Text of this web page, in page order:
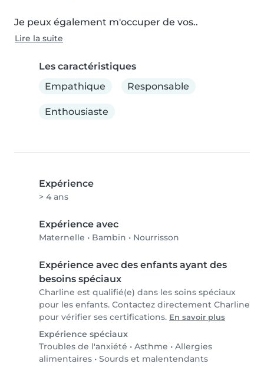
Je peux également m'occuper de vos..
Lire la suite
Les caractéristiques
Empathique
Responsable
Enthousiaste
Expérience
> 4 ans
Expérience avec
Maternelle • Bambin • Nourrisson
Expérience avec des enfants ayant des
besoins spéciaux
Charline est qualifié(e) dans les soins spéciaux
pour les enfants. Contactez directement Charline
pour vérifier ses certifications. En savoir plus
Expérience spéciaux
Troubles de l'anxiété • Asthme • Allergies
alimentaires • Sourds et malentendants